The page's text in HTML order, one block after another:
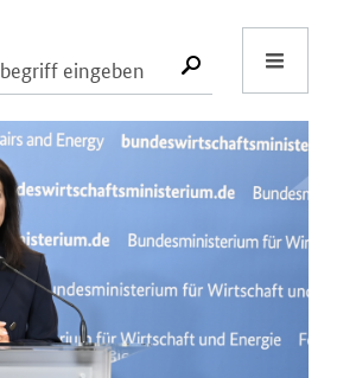
SUCHE
für